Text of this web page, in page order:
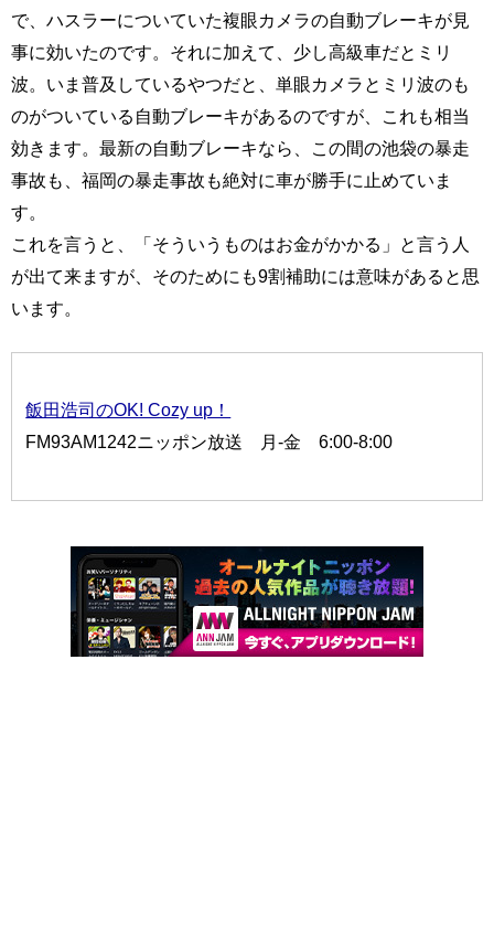
で、ハスラーについていた複眼カメラの自動ブレーキが見
事に効いたのです。それに加えて、少し高級車だとミリ
波。いま普及しているやつだと、単眼カメラとミリ波のも
のがついている自動ブレーキがあるのですが、これも相当
効きます。最新の自動ブレーキなら、この間の池袋の暴走
事故も、福岡の暴走事故も絶対に車が勝手に止めていま
す。
これを言うと、「そういうものはお金がかかる」と言う人
が出て来ますが、そのためにも9割補助には意味があると思
います。
飯田浩司のOK! Cozy up！
FM93AM1242ニッポン放送 月-金 6:00-8:00